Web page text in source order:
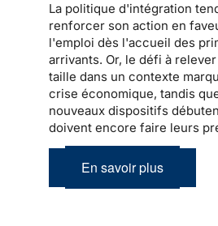
La politique d'intégration
renforcer son action en
l'emploi dès l'accueil des
arrivants. Or, le défi à
taille dans un contexte
crise économique, tandis
nouveaux dispositifs
doivent encore faire leurs
En savoir plus